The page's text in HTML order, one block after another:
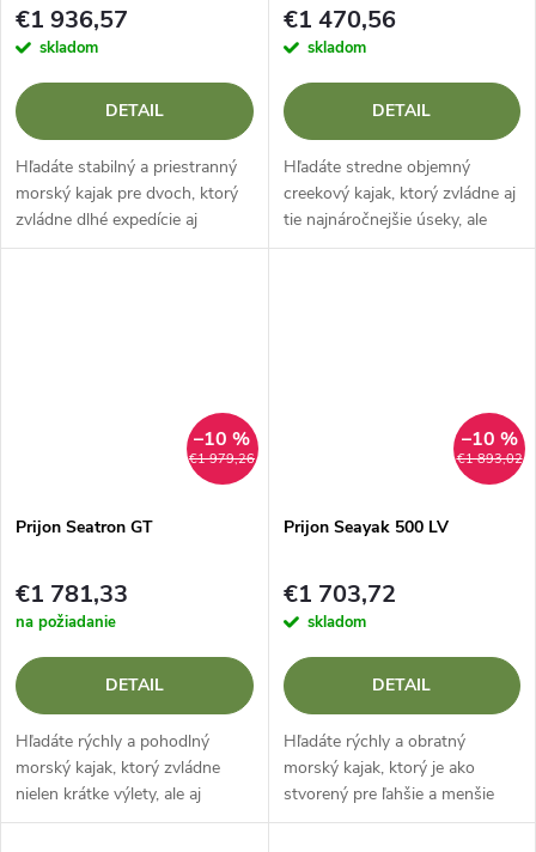
€1 936,57
skladom
DETAIL
Hľadáte stabilný a priestranný
morský kajak pre dvoch, ktorý
zvládne dlhé expedície aj
náročnejšie podmienky pri
€1 470,56
skladom
DETAIL
Hľadáte stredne objemný
creekový kajak, ktorý zvládne aj
tie najnáročnejšie úseky, ale
nestratí rýchlosť ani na dlhých
€1 979,26
–10 %
Prijon Seatron GT
€1 781,33
na požiadanie
DETAIL
Hľadáte rýchly a pohodlný
morský kajak, ktorý zvládne
nielen krátke výlety, ale aj
náročné viacdňové expedície?
€1 893,02
–10 %
Prijon Seayak 500 LV
€1 703,72
skladom
DETAIL
Hľadáte rýchly a obratný
morský kajak, ktorý je ako
stvorený pre ľahšie a menšie
postavy? Prijon Seayak 500 LV